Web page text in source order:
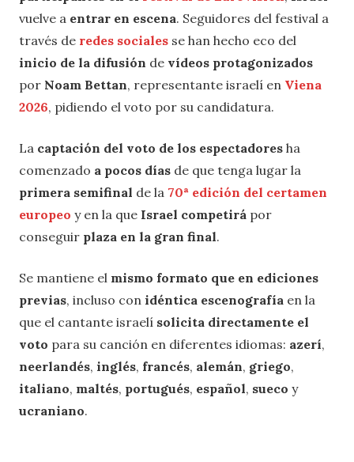
vuelve a entrar en escena. Seguidores del festival a
través de redes sociales se han hecho eco del
inicio de la difusión de vídeos protagonizados
por Noam Bettan, representante israelí en Viena
2026, pidiendo el voto por su candidatura.
La captación del voto de los espectadores ha
comenzado a pocos días de que tenga lugar la
primera semifinal de la 70ª edición del certamen
europeo y en la que Israel competirá por
conseguir plaza en la gran final.
Se mantiene el mismo formato que en ediciones
previas, incluso con idéntica escenografía en la
que el cantante israelí solicita directamente el
voto para su canción en diferentes idiomas: azerí,
neerlandés, inglés, francés, alemán, griego,
italiano, maltés, portugués, español, sueco y
ucraniano.